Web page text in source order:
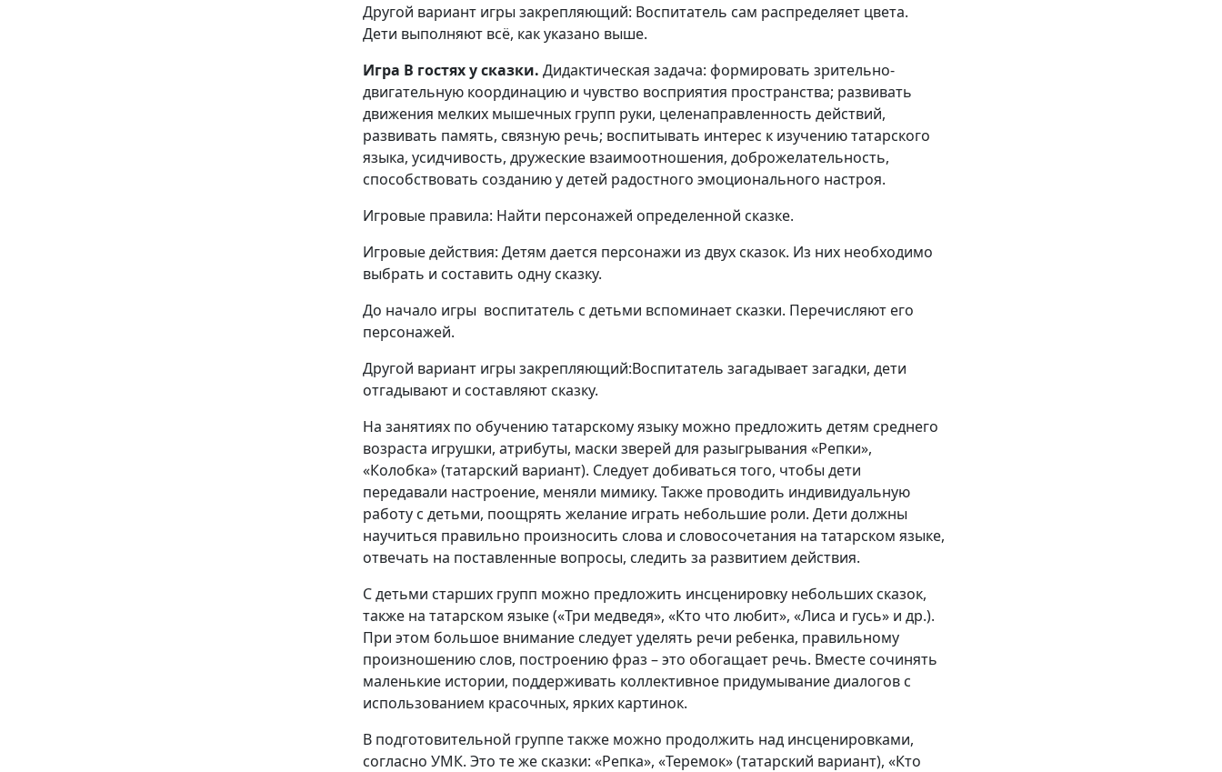
Другой вариант игры закрепляющий: Воспитатель сам распределяет цвета.
Дети выполняют всё, как указано выше.
Игра В гостях у сказки. Дидактическая задача: формировать зрительно-
двигательную координацию и чувство восприятия пространства; развивать
движения мелких мышечных групп руки, целенаправленность действий,
развивать память, связную речь; воспитывать интерес к изучению татарского
языка, усидчивость, дружеские взаимоотношения, доброжелательность,
способствовать созданию у детей радостного эмоционального настроя.
Игровые правила: Найти персонажей определенной сказке.
Игровые действия: Детям дается персонажи из двух сказок. Из них необходимо
выбрать и составить одну сказку.
До начало игры воспитатель с детьми вспоминает сказки. Перечисляют его
персонажей.
Другой вариант игры закрепляющий:Воспитатель загадывает загадки, дети
отгадывают и составляют сказку.
На занятиях по обучению татарскому языку можно предложить детям среднего
возраста игрушки, атрибуты, маски зверей для разыгрывания «Репки»,
«Колобка» (татарский вариант). Следует добиваться того, чтобы дети
передавали настроение, меняли мимику. Также проводить индивидуальную
работу с детьми, поощрять желание играть небольшие роли. Дети должны
научиться правильно произносить слова и словосочетания на татарском языке,
отвечать на поставленные вопросы, следить за развитием действия.
С детьми старших групп можно предложить инсценировку небольших сказок,
также на татарском языке («Три медведя», «Кто что любит», «Лиса и гусь» и др.).
При этом большое внимание следует уделять речи ребенка, правильному
произношению слов, построению фраз – это обогащает речь. Вместе сочинять
маленькие истории, поддерживать коллективное придумывание диалогов с
использованием красочных, ярких картинок.
В подготовительной группе также можно продолжить над инсценировками,
согласно УМК. Это те же сказки: «Репка», «Теремок» (татарский вариант), «Кто